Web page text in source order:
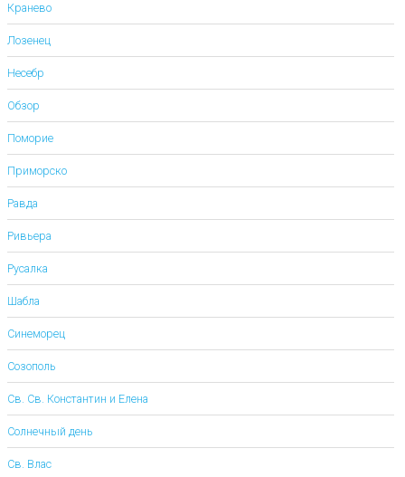
Кранево
Лозенец
Несебр
Обзор
Поморие
Приморско
Равда
Ривьера
Русалка
Шабла
Синеморец
Созополь
Св. Св. Константин и Елена
Солнечный день
Св. Влас